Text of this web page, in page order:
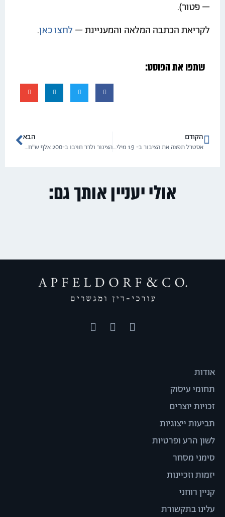
– פטור).
לקריאת הכתבה המלאה והמעניינת – לחצו כאן.
שתפו את הפוסט:
הקודם
אסטרל תפצה את הציבור ב- 1.9 מיליון ש"ח שיינתנו כהטבות למפונים
הבא
הצינור ולרר חויבו ב-200 אלף ש"ח בתביעת לשון הרע
אולי יעניין אותך גם:
אודות
תחומי עיסוק
זכויות יוצרים
תביעות ייצוגיות
לשון הרע ופרטיות
סימני מסחר
יזמות וזכיינות
קניין רוחני
עלינו בתקשורת